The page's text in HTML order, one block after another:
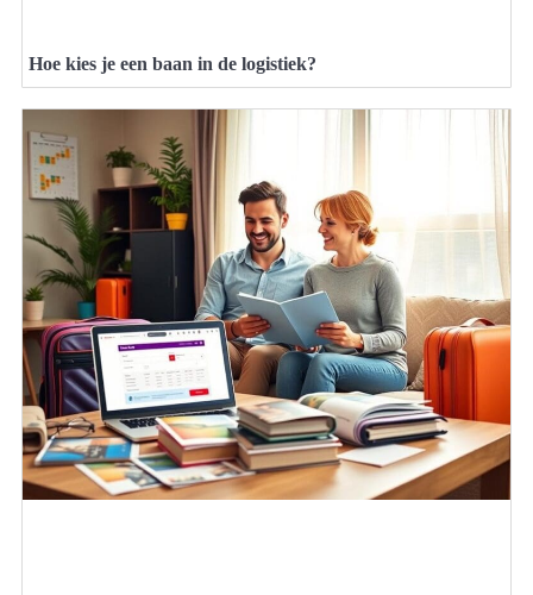
Hoe kies je een baan in de logistiek?